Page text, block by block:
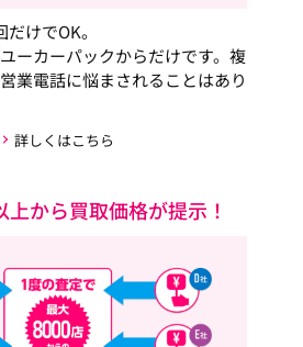
けでOK。
ーカーパックからだけです。複
業電話に悩まされることはあり
詳しくはこちら
上から買取価格が提示！